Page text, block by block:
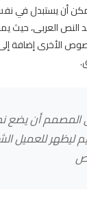
أن يستبدل في
النص العربى، حيث
الأخرى إضافة
أن يضع
ليظهر للعميل